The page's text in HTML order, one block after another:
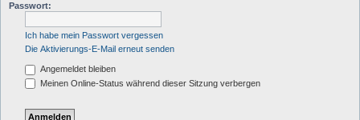
Passwort:
Ich habe mein Passwort vergessen
Die Aktivierungs-E-Mail erneut senden
Angemeldet bleiben
Meinen Online-Status während dieser Sitzung verbergen